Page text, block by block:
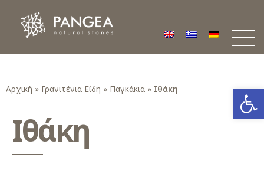
Αρχική » Γρανιτένια Είδη » Παγκάκια » Ιθάκη
Ιθάκη